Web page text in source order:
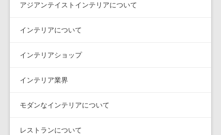
アジアンテイストインテリアについて
インテリアについて
インテリアショップ
インテリア業界
モダンなインテリアについて
レストランについて